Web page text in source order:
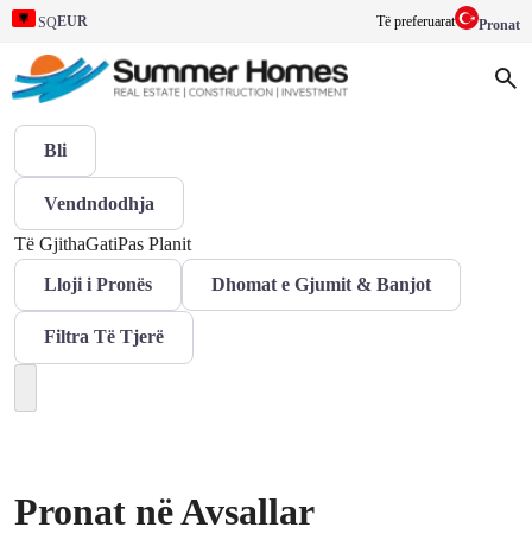
SQEUR Të preferuarat Pronat
Bli
Vendndodhja
Të GjithaGatiPas Planit
Lloji i Pronës Dhomat e Gjumit & Banjot
Filtra Të Tjerë
Pronat në Avsallar